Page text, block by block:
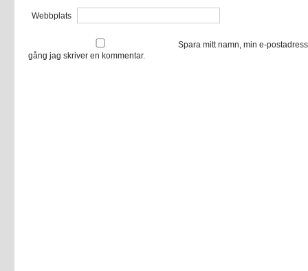
Webbplats
Spara mitt namn, min e-
gång jag skriver en kommentar.